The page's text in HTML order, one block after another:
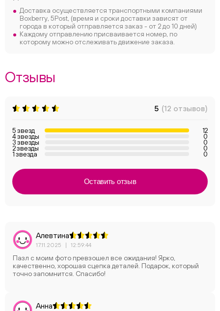
Доставка осуществляется транспортными компаниями
Boxberry, 5Post, (время и сроки доставки зависят от
города в который отправляется заказ - от 2 до 10 дней)
Каждому отправлению присваивается номер, по
которому можно отслеживать движение заказа.
Отзывы
5 (12 отзывов)
5 звезд 12
4 звезды 0
3 звезды 0
2 звезды 0
1 звезда 0
Оставить отзыв
Алевтина
17.11.2025 | 12:59:44
Пазл с моим фото превзошел все ожидания! Ярко,
качественно, хорошая сцепка деталей. Подарок, который
точно запомнится. Спасибо!
Анна